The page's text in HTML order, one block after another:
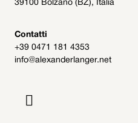
39100 Bolzano (BZ), Italia
Contatti
+39 0471 181 4353
info@alexanderlanger.net
